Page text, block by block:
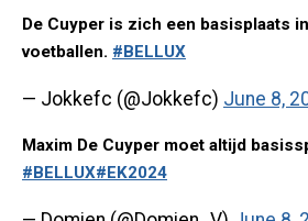
De Cuyper is zich een basisplaats
voetballen. #BELLUX
— Jokkefc (@Jokkefc) June 8,
Maxim De Cuyper moet altijd
#BELLUX#EK2024